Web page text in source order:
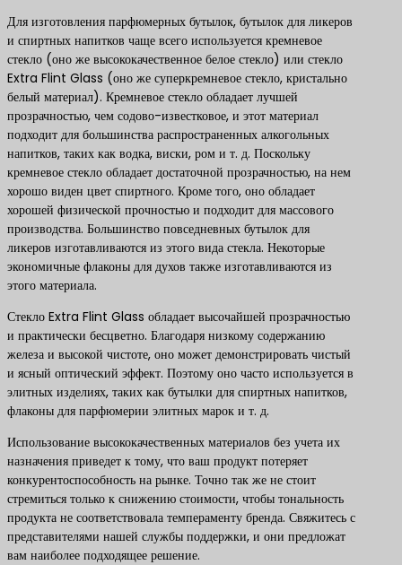
Для изготовления парфюмерных бутылок, бутылок для ликеров
и спиртных напитков чаще всего используется кремневое
стекло (оно же высококачественное белое стекло) или стекло
Extra Flint Glass (оно же суперкремневое стекло, кристально
белый материал). Кремневое стекло обладает лучшей
прозрачностью, чем содово-известковое, и этот материал
подходит для большинства распространенных алкогольных
напитков, таких как водка, виски, ром и т. д. Поскольку
кремневое стекло обладает достаточной прозрачностью, на нем
хорошо виден цвет спиртного. Кроме того, оно обладает
хорошей физической прочностью и подходит для массового
производства. Большинство повседневных бутылок для
ликеров изготавливаются из этого вида стекла. Некоторые
экономичные флаконы для духов также изготавливаются из
этого материала.
Стекло Extra Flint Glass обладает высочайшей прозрачностью
и практически бесцветно. Благодаря низкому содержанию
железа и высокой чистоте, оно может демонстрировать чистый
и ясный оптический эффект. Поэтому оно часто используется в
элитных изделиях, таких как бутылки для спиртных напитков,
флаконы для парфюмерии элитных марок и т. д.
Использование высококачественных материалов без учета их
назначения приведет к тому, что ваш продукт потеряет
конкурентоспособность на рынке. Точно так же не стоит
стремиться только к снижению стоимости, чтобы тональность
продукта не соответствовала темпераменту бренда. Свяжитесь с
представителями нашей службы поддержки, и они предложат
вам наиболее подходящее решение.